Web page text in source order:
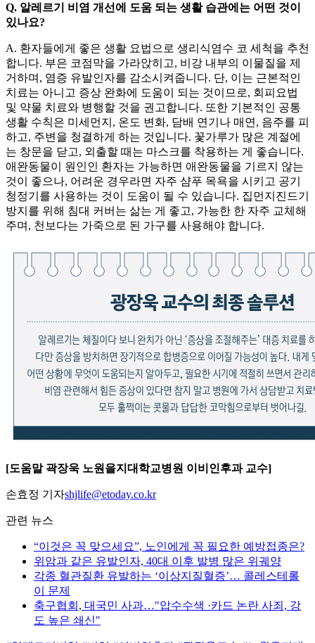
Q. 알레르기 비염 개선에 도움 되는 생활 습관에는 어떤 것이
있나요?
A. 환자들에게 좋은 생활 요법으로 생리식염수 코 세척을 추천
합니다. 부은 코점막을 가라앉히고, 비강 내부의 이물질을 제
거하며, 염증 유발인자를 감소시켜줍니다. 단, 이는 근본적인
치료는 아니고 증상 완화에 도움이 되는 것이므로, 회피요법
및 약물 치료와 병행할 것을 권고합니다. 또한 기본적인 공통
생활 수칙은 미세먼지, 온도 변화, 담배 연기나 매연, 음주를 피
하고, 주변을 청결하게 하는 것입니다. 꽃가루가 많은 계절에
는 창문을 닫고, 외출할 때는 마스크를 착용하는 게 좋습니다.
애완동물이 원인인 환자는 가능하면 애완동물을 기르지 않는
것이 좋으나, 어려운 경우라면 자주 샴푸 목욕을 시키고 공기
청정기를 사용하는 것이 도움이 될 수 있습니다. 집먼지진드기
방지를 위해 침대 커버는 삶는 게 좋고, 가능한 한 자주 교체해
주며, 천보다는 가죽으로 된 가구를 사용해야 합니다.
[도움말 곽장욱 노원을지대학교병원 이비인후과 교수]
손효정 기자shjlife@etoday.co.kr
관련 뉴스
“이것은 꼭 맞으세요”, 노인에게 꼭 필요한 예방접종은?
위암과 같은 유발인자, 40대 이후 발병 많은 위궤양
각종 혈관질환 유발하는 ‘이상지질혈증’… 콜레스테롤
이 문제
축구협회, 대국민 사과…"압수수색 ·카드 논란 사죄, 강
도 높은 쇄신"